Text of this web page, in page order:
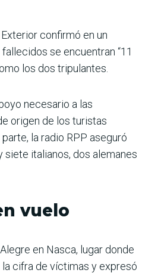
confirmó en un
se encuentran “11
los dos tripulantes.
necesario a las
origen de los turistas
la radio RPP aseguró
siete italianos, dos alemanes
vuelo
en Nasca, lugar donde
cifra de víctimas y expresó